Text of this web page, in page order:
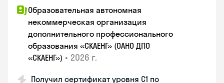
Образовательная автономная
некоммерческая организация
дополнительного профессионального
образования «СКАЕНГ» (ОАНО ДПО
«СКАЕНГ») • 2026 г.
Получил сертификат уровня С1 по